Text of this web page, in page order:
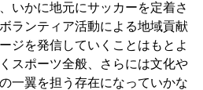
いかに地元にサッカーを定着さ
ランティア活動による地域貢献
ジを発信していくことはもとよ
スポーツ全般、さらには文化や
一翼を担う存在になっていかな